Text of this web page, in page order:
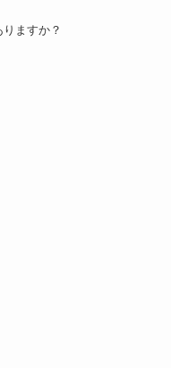
ますか？